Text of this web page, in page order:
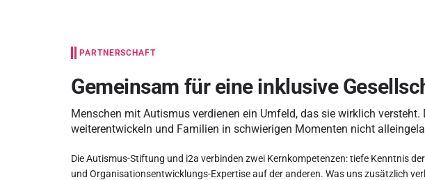
PARTNERSCHAFT
Gemeinsam für eine inklusive
Menschen mit Autismus verdienen ein Umfeld, das sie wirklich
weiterentwickeln und Familien in schwierigen Momenten nicht
Die Autismus-Stiftung und i2a verbinden zwei Kernkompetenzen: tiefe Kenntnis
und Organisationsentwicklungs-Expertise auf der anderen. Was uns zusätzlich